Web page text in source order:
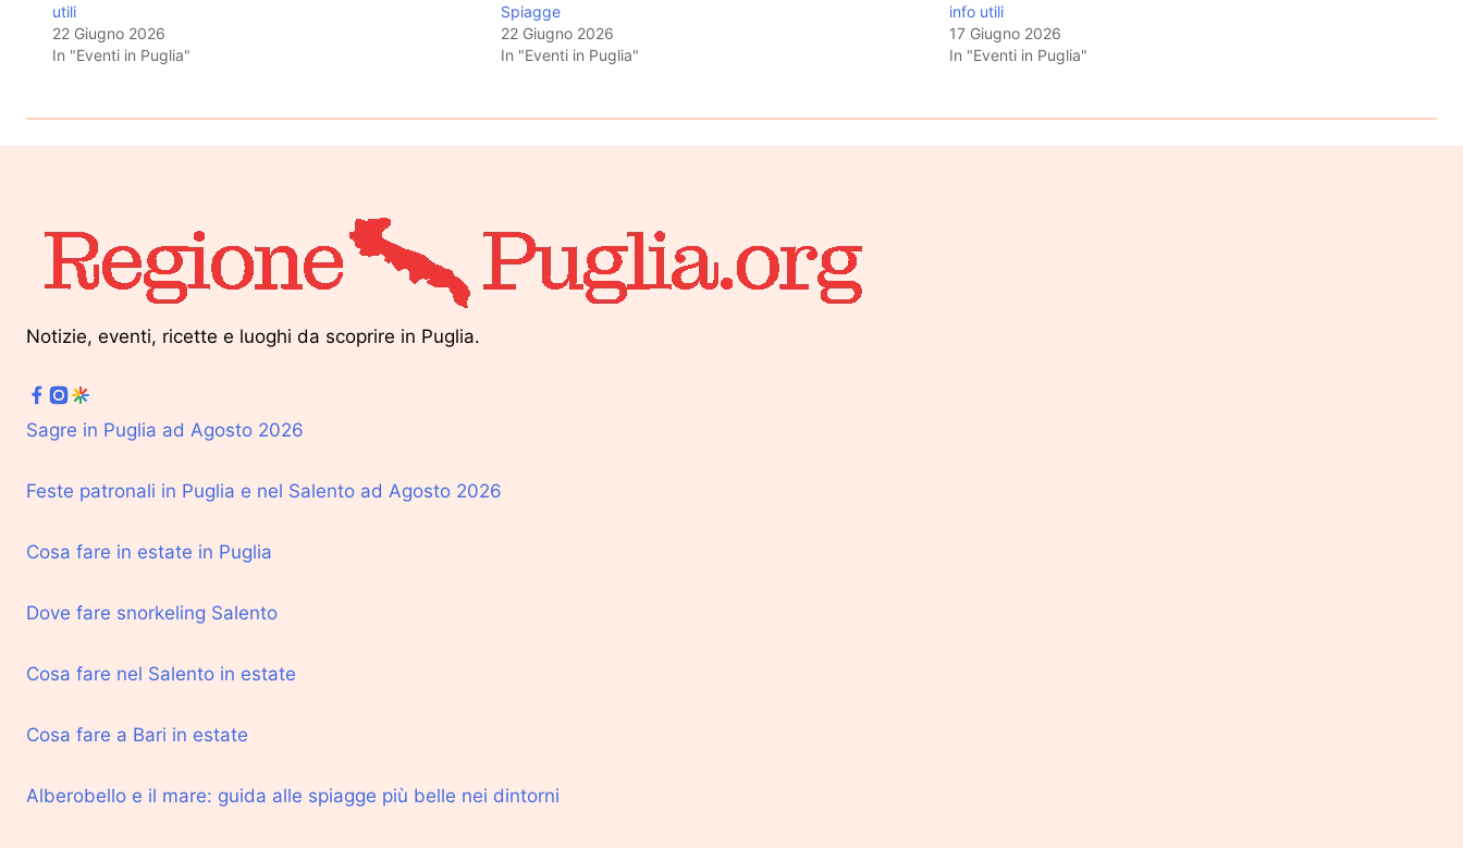
utili
22 Giugno 2026
In "Eventi in Puglia"
Spiagge
22 Giugno 2026
In "Eventi in Puglia"
info utili
17 Giugno 2026
In "Eventi in Puglia"
Notizie, eventi, ricette e luoghi da scoprire in Puglia.
Sagre in Puglia ad Agosto 2026
Feste patronali in Puglia e nel Salento ad Agosto 2026
Cosa fare in estate in Puglia
Dove fare snorkeling Salento
Cosa fare nel Salento in estate
Cosa fare a Bari in estate
Alberobello e il mare: guida alle spiagge più belle nei dintorni